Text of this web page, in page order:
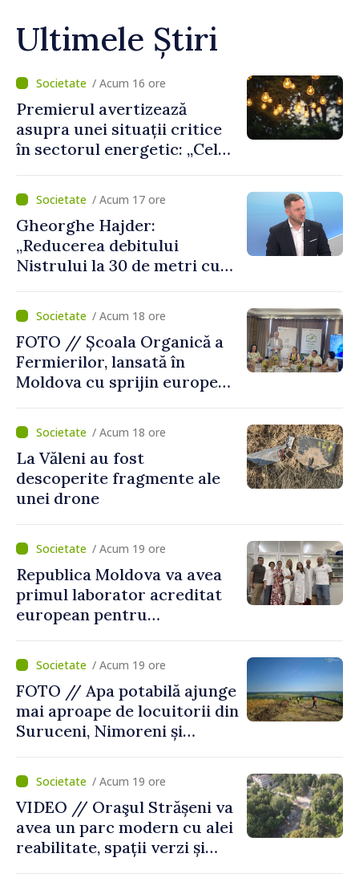
Ultimele Știri
/ Acum 16 ore
Premierul avertizează
asupra unei situații critice
în sectorul energetic: „Cel
putea cumpăra nici curent
de avarie”/ Acum 17 ore
Gheorghe Hajder:
„Reducerea debitului
Nistrului la 30 de metri cubi
„catastrofă naturală”
/ Acum 18 ore
FOTO // Școala Organică a
Fermierilor, lansată în
Moldova cu sprijin european
agriculturii durabile
/ Acum 18 ore
La Văleni au fost
descoperite fragmente ale
unei drone
/ Acum 19 ore
Republica Moldova va avea
primul laborator acreditat
european pentru
viței-de-vie
/ Acum 19 ore
FOTO // Apa potabilă ajunge
mai aproape de locuitorii din
Suruceni, Nimoreni și
/ Acum 19 ore
VIDEO // Oraşul Strășeni va
avea un parc modern cu alei
reabilitate, spații verzi și